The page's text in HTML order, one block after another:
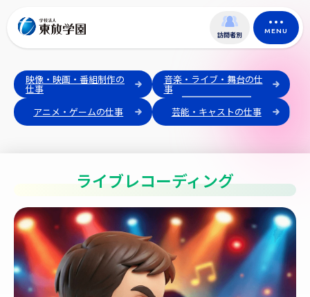
訪問者別 MENU
映像・映画・番組制作の
仕事
音楽・ライブ・舞台の仕
事
アニメ・ゲームの仕事
芸能・キャストの仕事
ライブレコーディング